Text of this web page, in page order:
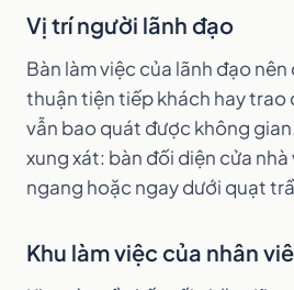
Vị trí người lãnh đạo
Bàn làm việc của lãnh đạo
thuận tiện tiếp khách hay trao
vẫn bao quát được không
xung xát: bàn đối diện cửa
ngang hoặc ngay dưới quạt
Khu làm việc của nhân